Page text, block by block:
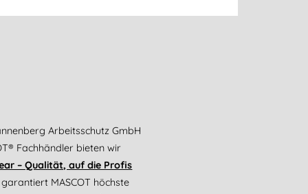
Arbeitsschutz GmbH
Fachhändler bieten wir
– Qualität, auf die Profis
MASCOT höchste